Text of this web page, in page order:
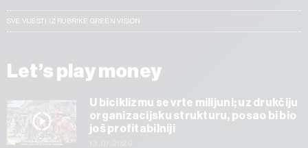
SVE VIJESTI IZ RUBRIKE GREEN VISION
Let’s play money
U biciklizmu se vrte milijuni; uz drukčiju
organizacijsku strukturu, posao bi bio
još profitabilniji